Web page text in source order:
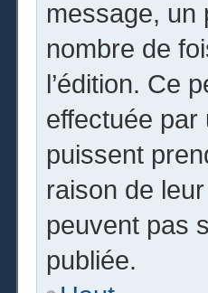
message, un
nombre de
l’édition. Ce
effectuée par
puissent
raison de
peuvent pas
publiée.